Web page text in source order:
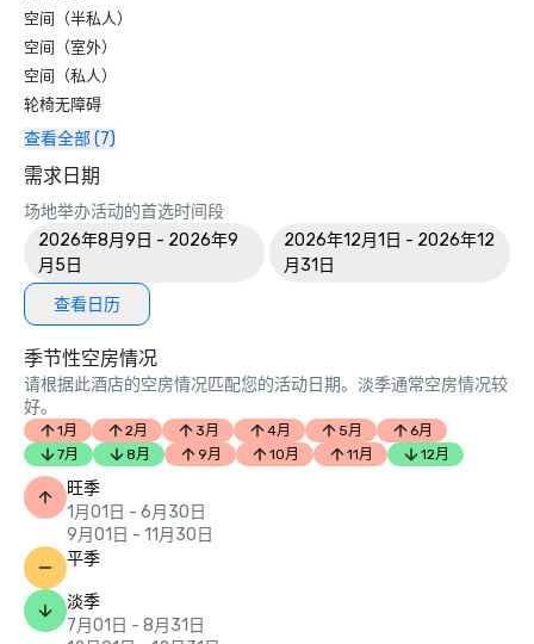
空间（半私人）
空间（室外）
空间（私人）
轮椅无障碍
查看全部 (7)
需求日期
场地举办活动的首选时间段
2026年8月9日 - 2026年9
月5日
2026年12月1日 - 2026年12
月31日
查看日历
季节性空房情况
请根据此酒店的空房情况匹配您的活动日期。淡季通常空房情况较
好。
1月 2月 3月 4月 5月
6月
7月
8月 9月 10月 11月 12月
旺季
1月01日 - 6月30日
9月01日 - 11月30日
平季
淡季
7月01日 - 8月31日